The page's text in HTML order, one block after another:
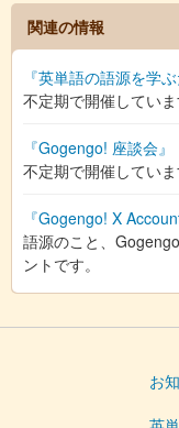
関連の情報
『英単語の語源を学
不定期で開催していま
『Gogengo! 座談会』
不定期で開催していま
『Gogengo! X Account
語源のこと、
ントです。
お